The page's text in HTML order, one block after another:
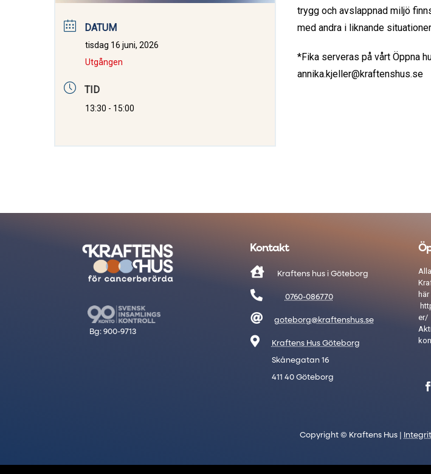
DATUM
tisdag 16 juni, 2026
Utgången
TID
13:30 - 15:00
trygg och avslappnad miljö
med andra i liknande
*Fika serveras på vårt Öppna
annika.kjeller@kraftenshus.se
Kontakt
 Kraftens hus i Göteborg
 0760-086770
 goteborg@kraftenshus.se
 Kraftens Hus Göteborg
Skånegatan 16
411 40 Göteborg
här
er/
Copyright © Kraftens Hus |